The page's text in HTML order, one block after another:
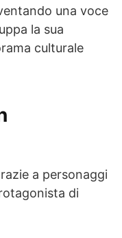
una voce
la sua
culturale
a personaggi
di